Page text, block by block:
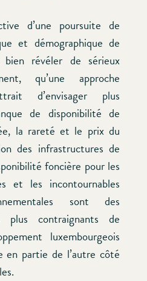
d’une poursuite de
et démographique de
révéler de sérieux
qu’une approche
d’envisager plus
de disponibilité de
la rareté et le prix du
des infrastructures de
foncière pour les
et les incontournables
sont des
plus contraignants de
luxembourgeois
partie de l’autre côté